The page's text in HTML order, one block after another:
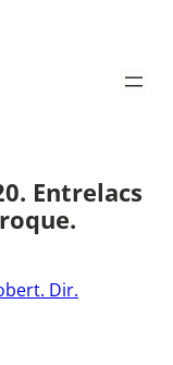
Entrelacs
Dir.